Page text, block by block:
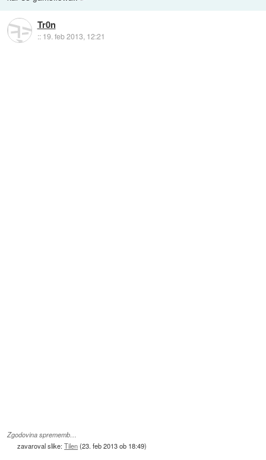
Tr0n
:: 19. feb 2013, 12:21
Zgodovina sprememb…
zavaroval slike:Tilen(23. feb 2013 ob 18:49)